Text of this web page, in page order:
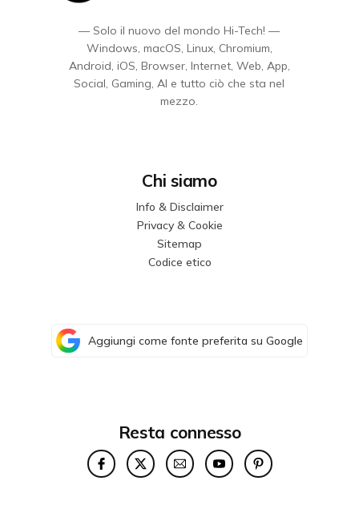
— Solo il nuovo del mondo Hi-Tech! —
Windows, macOS, Linux, Chromium,
Android, iOS, Browser, Internet, Web, App,
Social, Gaming, AI e tutto ciò che sta nel
mezzo.
Chi siamo
Info & Disclaimer
Privacy & Cookie
Sitemap
Codice etico
Aggiungi come fonte preferita su Google
Resta connesso